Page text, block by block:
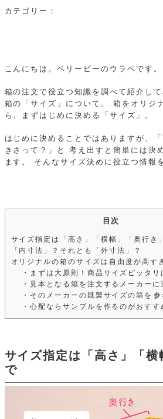
カテゴリー
こんにちは。ベリービーのウラベです。
箱の注文で役立つ知識を調べて紹介し
箱の「サイズ」について。
箱をオリジ
ら、まずはじめに決める「サイズ」。
はじめに決めることではありますが、
きさって？」と
考え出すと簡単には決
ます。
そんなサイズ決めに役立つ情報
目次
サイズ指定は「高さ」「横幅」「奥行き
「内寸法」？それとも「外寸法」？
オリジナルの箱のサイズは自由度が高す
・まずは大原則！商品サイズピッタリ
・見本となる箱を注文するメーカーに
・そのメーカーの既製サイズの箱を
・心配ならサンプルを作るのがおすす
サイズ指定は「高さ」「横
で